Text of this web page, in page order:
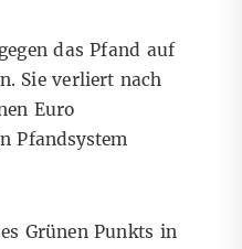
das Pfand auf
Sie verliert nach
Euro
Pfandsystem
Grünen Punkts in